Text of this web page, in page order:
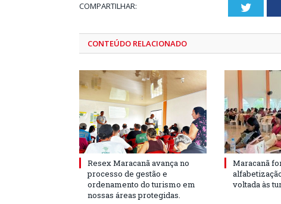
COMPARTILHAR:
CONTEÚDO RELACIONADO
Resex Maracanã avança no
processo de gestão e
ordenamento do turismo em
nossas áreas protegidas.
Maracanã
voltada às